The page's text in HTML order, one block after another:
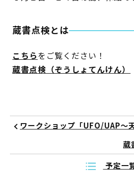
蔵書点検とは
こちらをご覧ください！
蔵書点検（ぞうしょてんけん）
ワークショップ「UFO/UAP～
蔵
予定一
読書アニマシ
お知らせ
イベント
図書館地図
マンガ「雨宮敬
スポンサー